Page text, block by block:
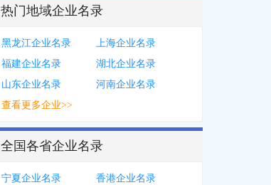
热门地域企业名录
黑龙江企业名录
上海企业名录
福建企业名录
湖北企业名录
山东企业名录
河南企业名录
查看更多企业>>
全国各省企业名录
宁夏企业名录
香港企业名录